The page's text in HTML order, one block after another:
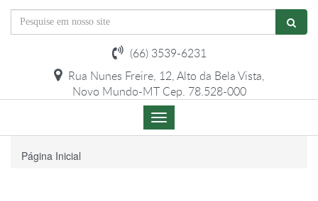
(66) 3539-6231
Rua Nunes Freire, 12, Alto da Bela Vista,
Novo Mundo-MT Cep. 78.528-000
Menu
de
Página Inicial